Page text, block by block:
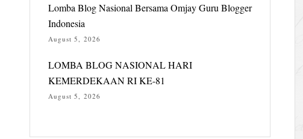
Lomba Blog Nasional Bersama Omjay Guru Blogger
Indonesia
August 5, 2026
LOMBA BLOG NASIONAL HARI
KEMERDEKAAN RI KE-81
August 5, 2026